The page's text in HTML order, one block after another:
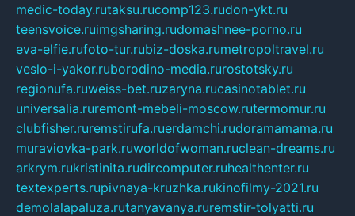
medic-today.rutaksu.rucomp123.rudon-ykt.ru
teensvoice.ruimgsharing.rudomashnee-porno.ru
eva-elfie.rufoto-tur.rubiz-doska.rumetropoltravel.ru
veslo-i-yakor.ruborodino-media.rurostotsky.ru
regionufa.ruweiss-bet.ruzaryna.rucasinotablet.ru
universalia.ruremont-mebeli-moscow.rutermomur.ru
clubfisher.ruremstirufa.ruerdamchi.rudoramamama.ru
muraviovka-park.ruworldofwoman.ruclean-dreams.ru
arkrym.rukristinita.rudircomputer.ruhealthenter.ru
textexperts.rupivnaya-kruzhka.rukinofilmy-2021.ru
demolalapaluza.rutanyavanya.ruremstir-tolyatti.ru